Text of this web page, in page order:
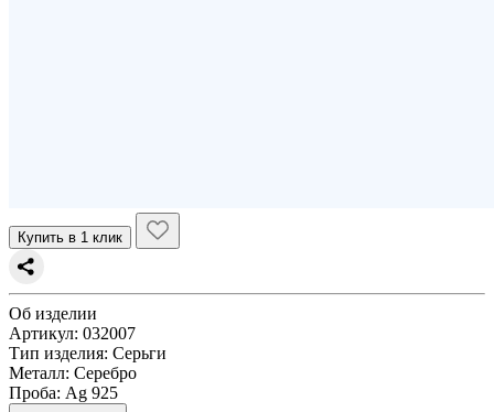
Купить в 1 клик
Об изделии
Артикул: 032007
Тип изделия: Серьги
Металл: Серебро
Проба: Ag 925